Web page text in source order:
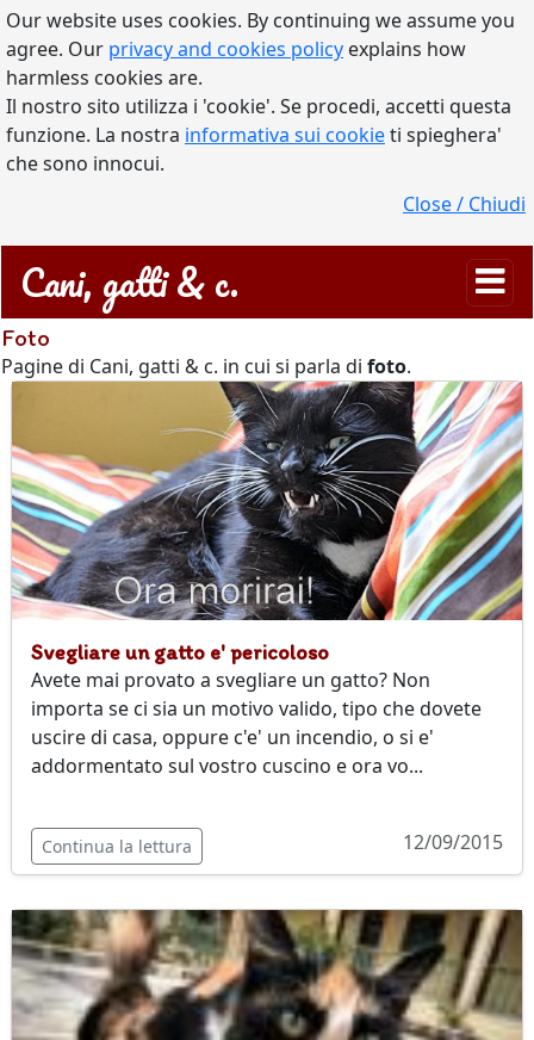
Our website uses cookies. By continuing we assume you
agree. Our privacy and cookies policy explains how
harmless cookies are.
Il nostro sito utilizza i 'cookie'. Se procedi, accetti questa
funzione. La nostra informativa sui cookieti spieghera'
che sono innocui.
Close / Chiudi
Cani, gatti & c.
Foto
Pagine di Cani, gatti & c. in cui si parla di foto.
Svegliare un gatto e' pericoloso
Avete mai provato a svegliare un gatto? Non
importa se ci sia un motivo valido, tipo che dovete
uscire di casa, oppure c'e' un incendio, o si e'
addormentato sul vostro cuscino e ora vo...
Continua la lettura 12/09/2015